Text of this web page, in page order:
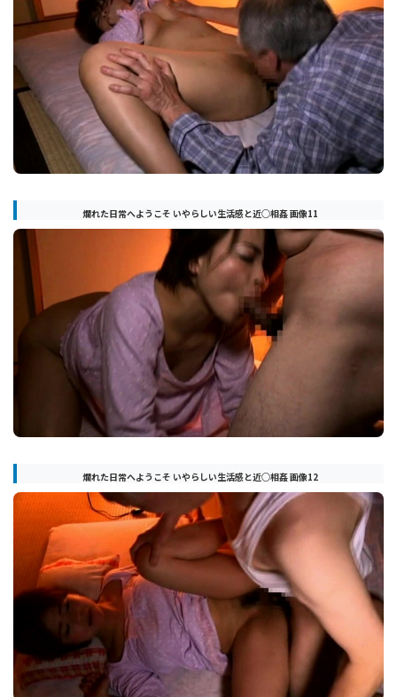
爛れた日常へようこそ いやらしい生活感と近○相姦 画像11
爛れた日常へようこそ いやらしい生活感と近○相姦 画像12